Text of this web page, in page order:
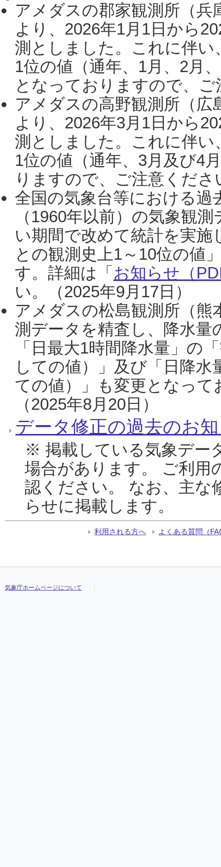
アメダスの郡家観測所（
より、2026年1月1日から
測としました。これに伴い
1位の値（通年、1月、2月
となっておりますので、
アメダスの高野観測所（
より、2026年3月1日から
測としました。これに伴い
1位の値（通年、3月及び4
りますので、ご注意くだ
全国の気象台等における過
（1960年以前）の気象観
い期間で改めて統計を実
との観測史上1～10位の値
す。詳細は「 お知らせ（
い。（2025年9月17日）
アメダスの松島観測所（熊
測データを精査し、降水
「日最大1時間降水量」の
しての値）」及び「日降
ての値）」も変更となっ
（2025年8月20日）
データ修正の過去のお
※ 掲載している気象デー
場合があります。 ご利用
認ください。 なお、主な
らせに掲載します。
利用される方へ よくある質問（
気象庁ホームページについて